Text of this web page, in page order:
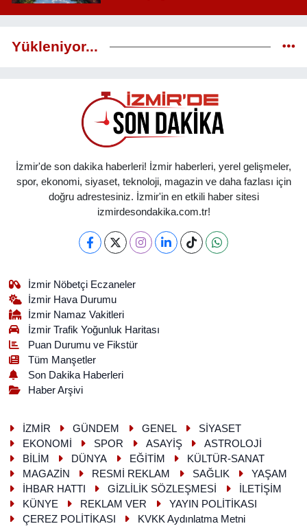
Yükleniyor...
İzmir'de son dakika haberleri! İzmir haberleri, yerel gelişmeler,
spor, ekonomi, siyaset, teknoloji, magazin ve daha fazlası için
doğru adrestesiniz. İzmir'in en etkili haber sitesi
izmirdesondakika.com.tr!
İzmir Nöbetçi Eczaneler
İzmir Hava Durumu
İzmir Namaz Vakitleri
İzmir Trafik Yoğunluk Haritası
Puan Durumu ve Fikstür
Tüm Manşetler
Son Dakika Haberleri
Haber Arşivi
İZMİR GÜNDEM GENEL
SİYASET
EKONOMİ
SPOR ASAYİŞ
ASTROLOJİ
BİLİM
DÜNYA EĞİTİM
KÜLTÜR-SANAT
MAGAZİN
RESMİ REKLAM SAĞLIK
YAŞAM
İHBAR HATTI
GİZLİLİK SÖZLEŞMESİ
İLETİŞİM
KÜNYE
REKLAM VER
YAYIN POLİTİKASI
ÇEREZ POLİTİKASI
KVKK Aydınlatma Metni